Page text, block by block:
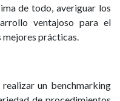
de todo, averiguar los
ventajoso para el
mejores prácticas.
un benchmarking